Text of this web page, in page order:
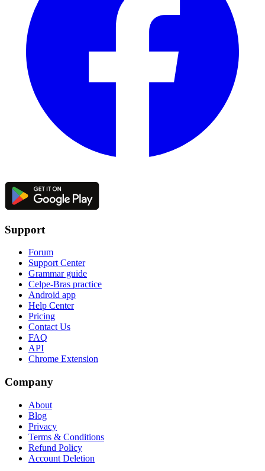
Support
Forum
Support Center
Grammar guide
Celpe-Bras practice
Android app
Help Center
Pricing
Contact Us
FAQ
API
Chrome Extension
Company
About
Blog
Privacy
Terms & Conditions
Refund Policy
Account Deletion